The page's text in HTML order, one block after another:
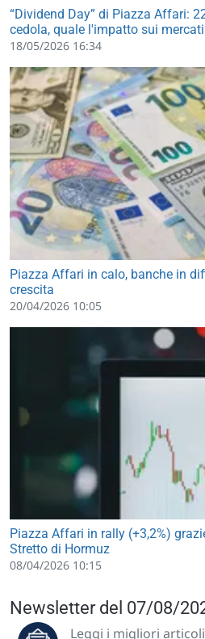
“Dividend Day” di Piazza Affari:
cedola, quale l'impatto sui
18/05/2026 16:34
Piazza Affari in calo, banche in
crescita
20/04/2026 10:05
Piazza Affari in rally (+3,2%)
Stretto di Hormuz
08/04/2026 10:15
Newsletter del 07/08/
Leggi i migliori